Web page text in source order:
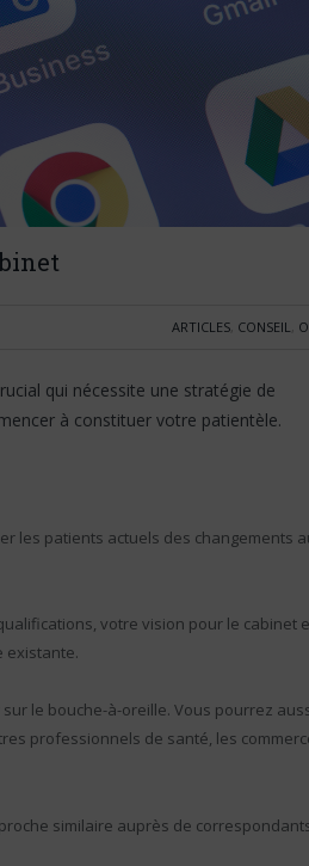
ARTICLES CONSEIL
qui nécessite une stratégie de
à constituer votre patientèle.
les patients actuels des changements
votre vision pour le cabinet
existante.
le bouche-à-oreille. Vous pourrez
professionnels de santé, les
similaire auprès de